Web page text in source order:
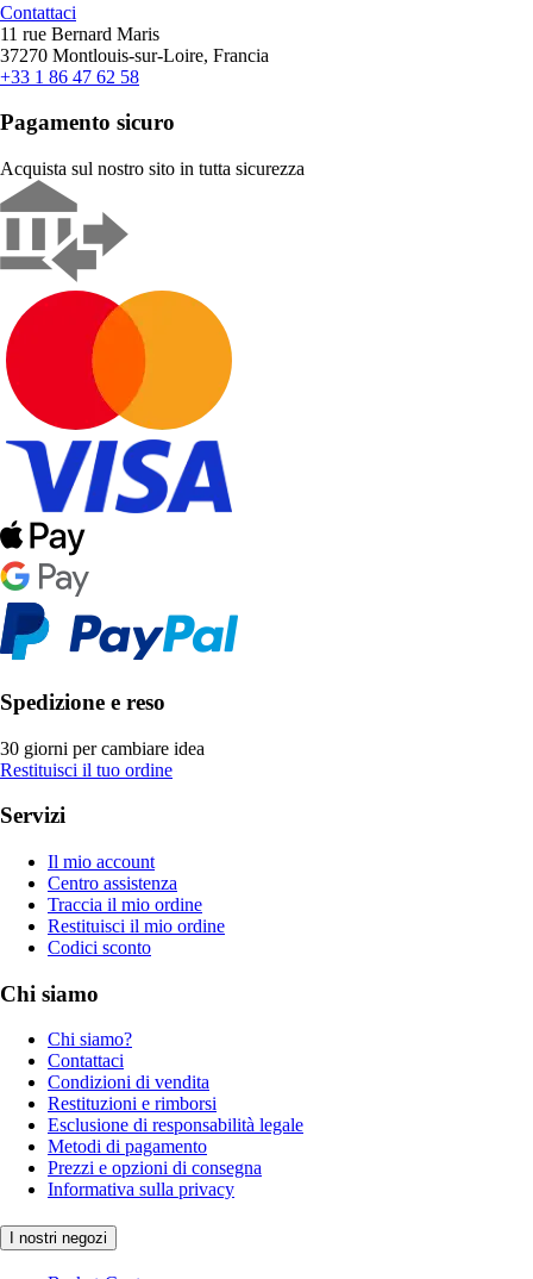
Contattaci
11 rue Bernard Maris
37270 Montlouis-sur-Loire, Francia
+33 1 86 47 62 58
Pagamento sicuro
Acquista sul nostro sito in tutta sicurezza
Spedizione e reso
30 giorni per cambiare idea
Restituisci il tuo ordine
Servizi
Il mio account
Centro assistenza
Traccia il mio ordine
Restituisci il mio ordine
Codici sconto
Chi siamo
Chi siamo?
Contattaci
Condizioni di vendita
Restituzioni e rimborsi
Esclusione di responsabilità legale
Metodi di pagamento
Prezzi e opzioni di consegna
Informativa sulla privacy
I nostri negozi